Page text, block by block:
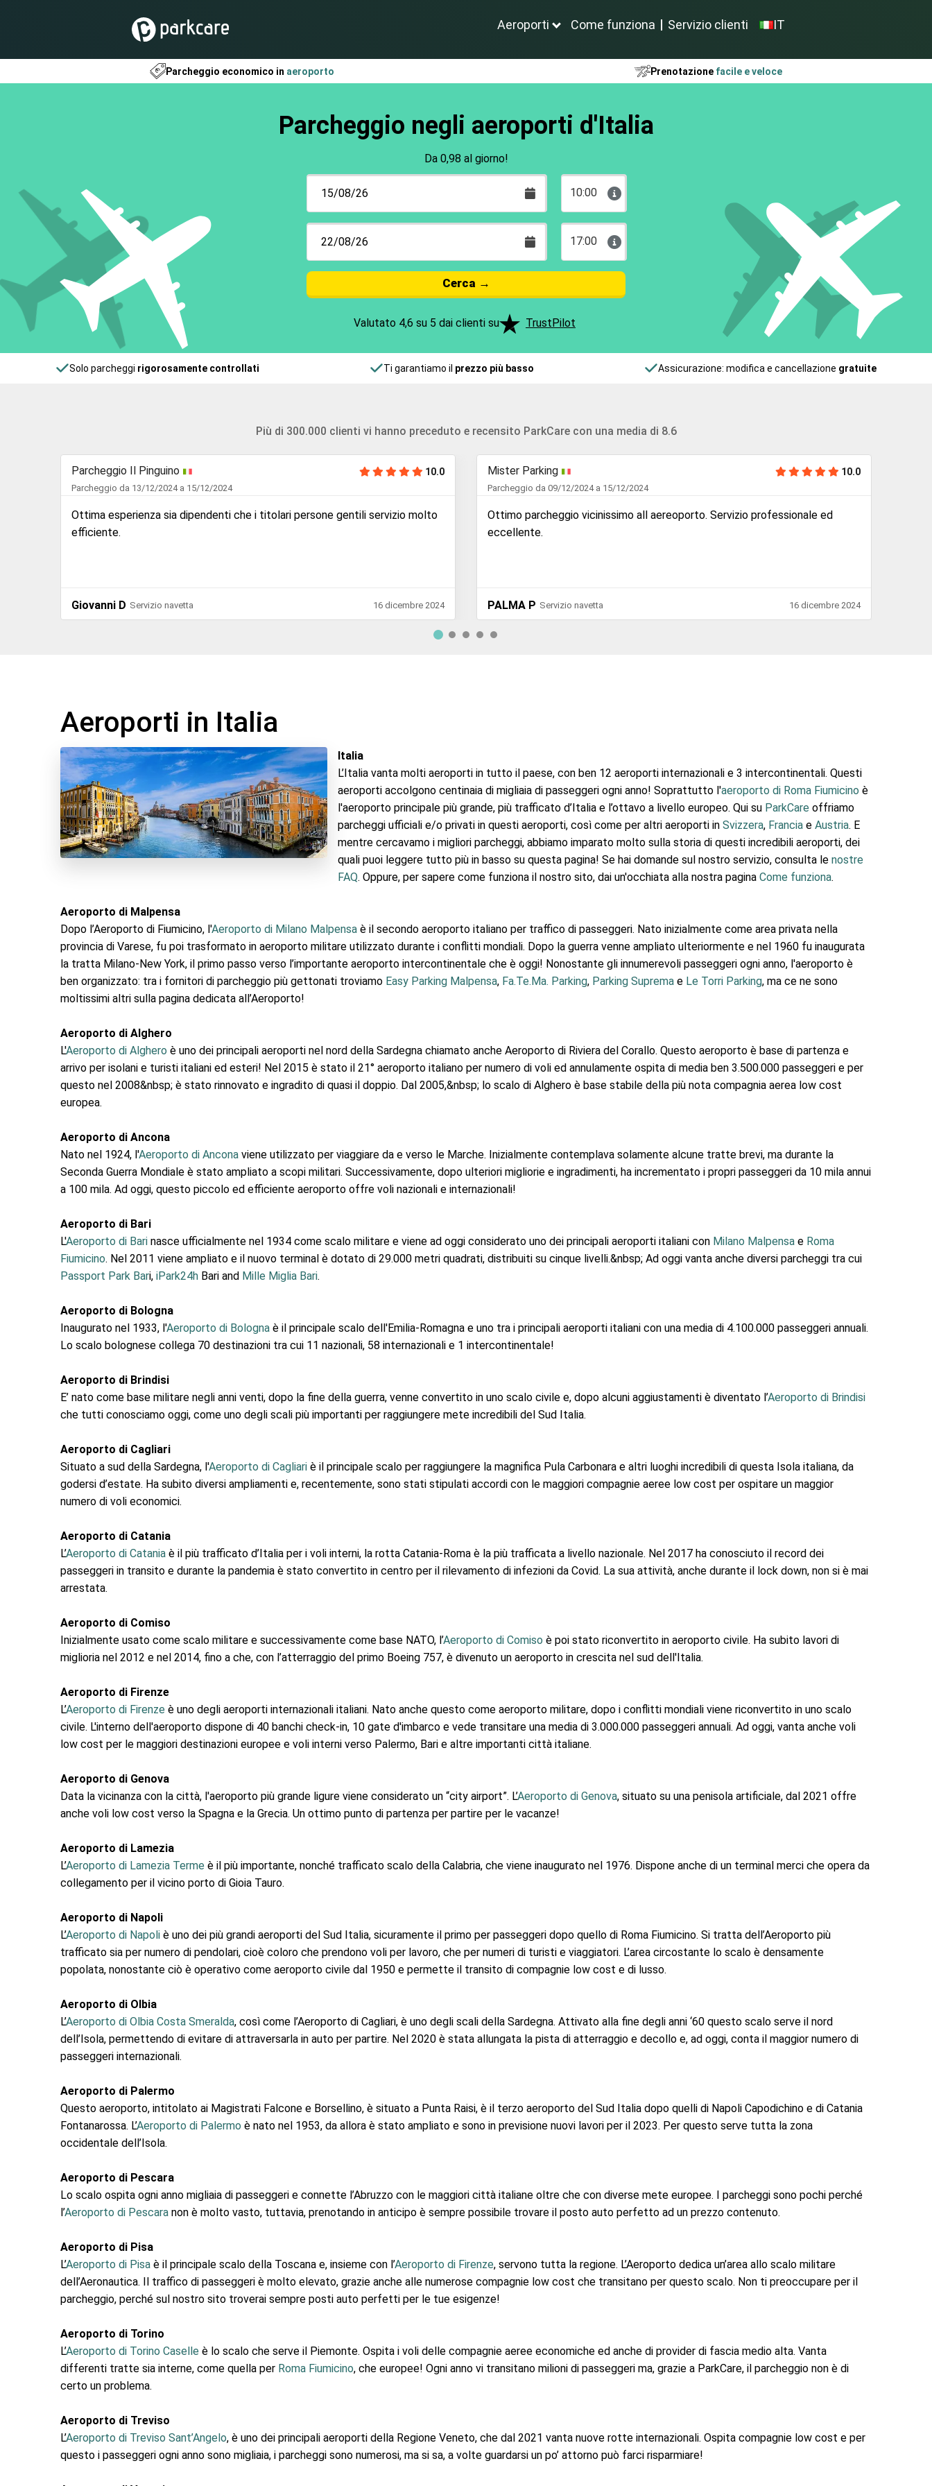
Aeroporti Come funziona Servizio clienti IT
Parcheggio economico in aeroporto Prenotazionefacile e veloce
Parcheggio negli aeroporti d'Italia
Da 0,98 al giorno!
10:00
17:00
Cerca →
Valutato 4,6 su 5 dai clienti su TrustPilot
Solo parcheggi rigorosamente controllati Ti garantiamo il prezzo più basso Assicurazione: modifica e cancellazione gratuite
Più di 300.000 clienti vi hanno preceduto e recensito ParkCare con una media di 8.6
Mister Parking 10.0
Parcheggio da 09/12/2024 a 15/12/2024
Ottimo parcheggio vicinissimo all aereoporto. Servizio professionale ed
eccellente.
PALMA P Servizio navetta 16 dicembre 2024
Azzurro Park Bergamo 10.0
Parcheggio da 09/12/2024 a 14/12/2024
gentilissimi e soprattutto velocissimi. sia all'andata che al ritorno non
abbiamo perso un secondo. al ritorno abbiamo telefonato e quando siamo
Antonietta P Servizio navetta 15 dicembre 2024
Aeroporti in Italia
Italia
L’Italia vanta molti aeroporti in tutto il paese, con ben 12 aeroporti internazionali e 3 intercontinentali. Questi
aeroporti accolgono centinaia di migliaia di passeggeri ogni anno! Soprattutto l'aeroporto di Roma Fiumicino è
l'aeroporto principale più grande, più trafficato d’Italia e l’ottavo a livello europeo. Qui su ParkCare offriamo
parcheggi ufficiali e/o privati in questi aeroporti, così come per altri aeroporti in Svizzera, Francia e Austria. E
mentre cercavamo i migliori parcheggi, abbiamo imparato molto sulla storia di questi incredibili aeroporti, dei
quali puoi leggere tutto più in basso su questa pagina! Se hai domande sul nostro servizio, consulta le nostre
FAQ. Oppure, per sapere come funziona il nostro sito, dai un'occhiata alla nostra pagina Come funziona.
Aeroporto di Malpensa
Dopo l’Aeroporto di Fiumicino, l'Aeroporto di Milano Malpensa è il secondo aeroporto italiano per traffico di passeggeri. Nato inizialmente come area privata nella
provincia di Varese, fu poi trasformato in aeroporto militare utilizzato durante i conflitti mondiali. Dopo la guerra venne ampliato ulteriormente e nel 1960 fu inaugurata
la tratta Milano-New York, il primo passo verso l’importante aeroporto intercontinentale che è oggi! Nonostante gli innumerevoli passeggeri ogni anno, l'aeroporto è
ben organizzato: tra i fornitori di parcheggio più gettonati troviamo Easy Parking Malpensa, Fa.Te.Ma. Parking, Parking Suprema e Le Torri Parking, ma ce ne sono
moltissimi altri sulla pagina dedicata all’Aeroporto!
Aeroporto di Alghero
L'Aeroporto di Alghero è uno dei principali aeroporti nel nord della Sardegna chiamato anche Aeroporto di Riviera del Corallo. Questo aeroporto è base di partenza e
arrivo per isolani e turisti italiani ed esteri! Nel 2015 è stato il 21° aeroporto italiano per numero di voli ed annulamente ospita di media ben 3.500.000 passeggeri e per
questo nel 2008&nbsp; è stato rinnovato e ingradito di quasi il doppio. Dal 2005,&nbsp; lo scalo di Alghero è base stabile della più nota compagnia aerea low cost
europea.
Aeroporto di Ancona
Nato nel 1924, l'Aeroporto di Ancona viene utilizzato per viaggiare da e verso le Marche. Inizialmente contemplava solamente alcune tratte brevi, ma durante la
Seconda Guerra Mondiale è stato ampliato a scopi militari. Successivamente, dopo ulteriori migliorie e ingradimenti, ha incrementato i propri passeggeri da 10 mila annui
a 100 mila. Ad oggi, questo piccolo ed efficiente aeroporto offre voli nazionali e internazionali!
Aeroporto di Bari
L'Aeroporto di Bari nasce ufficialmente nel 1934 come scalo militare e viene ad oggi considerato uno dei principali aeroporti italiani con Milano Malpensa e Roma
Fiumicino. Nel 2011 viene ampliato e il nuovo terminal è dotato di 29.000 metri quadrati, distribuiti su cinque livelli.&nbsp; Ad oggi vanta anche diversi parcheggi tra cui
Passport Park Bari, iPark24h Bari and Mille Miglia Bari.
Aeroporto di Bologna
Inaugurato nel 1933, l'Aeroporto di Bologna è il principale scalo dell'Emilia-Romagna e uno tra i principali aeroporti italiani con una media di 4.100.000 passeggeri annuali.
Lo scalo bolognese collega 70 destinazioni tra cui 11 nazionali, 58 internazionali e 1 intercontinentale!
Aeroporto di Brindisi
E’ nato come base militare negli anni venti, dopo la fine della guerra, venne convertito in uno scalo civile e, dopo alcuni aggiustamenti è diventato l’Aeroporto di Brindisi
che tutti conosciamo oggi, come uno degli scali più importanti per raggiungere mete incredibili del Sud Italia.
Aeroporto di Cagliari
Situato a sud della Sardegna, l'Aeroporto di Cagliari è il principale scalo per raggiungere la magnifica Pula Carbonara e altri luoghi incredibili di questa Isola italiana, da
godersi d’estate. Ha subito diversi ampliamenti e, recentemente, sono stati stipulati accordi con le maggiori compagnie aeree low cost per ospitare un maggior
numero di voli economici.
Aeroporto di Catania
L’Aeroporto di Catania è il più trafficato d’Italia per i voli interni, la rotta Catania-Roma è la più trafficata a livello nazionale. Nel 2017 ha conosciuto il record dei
passeggeri in transito e durante la pandemia è stato convertito in centro per il rilevamento di infezioni da Covid. La sua attività, anche durante il lock down, non si è mai
arrestata.
Aeroporto di Comiso
Inizialmente usato come scalo militare e successivamente come base NATO, l’Aeroporto di Comiso è poi stato riconvertito in aeroporto civile. Ha subito lavori di
miglioria nel 2012 e nel 2014, fino a che, con l’atterraggio del primo Boeing 757, è divenuto un aeroporto in crescita nel sud dell'Italia.
Aeroporto di Firenze
L’Aeroporto di Firenze è uno degli aeroporti internazionali italiani. Nato anche questo come aeroporto militare, dopo i conflitti mondiali viene riconvertito in uno scalo
civile. L'interno dell'aeroporto dispone di 40 banchi check-in, 10 gate d'imbarco e vede transitare una media di 3.000.000 passeggeri annuali. Ad oggi, vanta anche voli
low cost per le maggiori destinazioni europee e voli interni verso Palermo, Bari e altre importanti città italiane.
Aeroporto di Genova
Data la vicinanza con la città, l'aeroporto più grande ligure viene considerato un “city airport”. L’Aeroporto di Genova, situato su una penisola artificiale, dal 2021 offre
anche voli low cost verso la Spagna e la Grecia. Un ottimo punto di partenza per partire per le vacanze!
Aeroporto di Lamezia
L’Aeroporto di Lamezia Terme è il più importante, nonché trafficato scalo della Calabria, che viene inaugurato nel 1976. Dispone anche di un terminal merci che opera da
collegamento per il vicino porto di Gioia Tauro.
Aeroporto di Napoli
L’Aeroporto di Napoli è uno dei più grandi aeroporti del Sud Italia, sicuramente il primo per passeggeri dopo quello di Roma Fiumicino. Si tratta dell’Aeroporto più
trafficato sia per numero di pendolari, cioè coloro che prendono voli per lavoro, che per numeri di turisti e viaggiatori. L’area circostante lo scalo è densamente
popolata, nonostante ciò è operativo come aeroporto civile dal 1950 e permette il transito di compagnie low cost e di lusso.
Aeroporto di Olbia
L’Aeroporto di Olbia Costa Smeralda, così come l’Aeroporto di Cagliari, è uno degli scali della Sardegna. Attivato alla fine degli anni ‘60 questo scalo serve il nord
dell’Isola, permettendo di evitare di attraversarla in auto per partire. Nel 2020 è stata allungata la pista di atterraggio e decollo e, ad oggi, conta il maggior numero di
passeggeri internazionali.
Aeroporto di Palermo
Questo aeroporto, intitolato ai Magistrati Falcone e Borsellino, è situato a Punta Raisi, è il terzo aeroporto del Sud Italia dopo quelli di Napoli Capodichino e di Catania
Fontanarossa. L’Aeroporto di Palermo è nato nel 1953, da allora è stato ampliato e sono in previsione nuovi lavori per il 2023. Per questo serve tutta la zona
occidentale dell’Isola.
Aeroporto di Pescara
Lo scalo ospita ogni anno migliaia di passeggeri e connette l’Abruzzo con le maggiori città italiane oltre che con diverse mete europee. I parcheggi sono pochi perché
l’Aeroporto di Pescara non è molto vasto, tuttavia, prenotando in anticipo è sempre possibile trovare il posto auto perfetto ad un prezzo contenuto.
Aeroporto di Pisa
L’Aeroporto di Pisa è il principale scalo della Toscana e, insieme con l’Aeroporto di Firenze, servono tutta la regione. L’Aeroporto dedica un’area allo scalo militare
dell’Aeronautica. Il traffico di passeggeri è molto elevato, grazie anche alle numerose compagnie low cost che transitano per questo scalo. Non ti preoccupare per il
parcheggio, perché sul nostro sito troverai sempre posti auto perfetti per le tue esigenze!
Aeroporto di Torino
L’Aeroporto di Torino Caselle è lo scalo che serve il Piemonte. Ospita i voli delle compagnie aeree economiche ed anche di provider di fascia medio alta. Vanta
differenti tratte sia interne, come quella per Roma Fiumicino, che europee! Ogni anno vi transitano milioni di passeggeri ma, grazie a ParkCare, il parcheggio non è di
certo un problema.
Aeroporto di Treviso
L’Aeroporto di Treviso Sant’Angelo, è uno dei principali aeroporti della Regione Veneto, che dal 2021 vanta nuove rotte internazionali. Ospita compagnie low cost e per
questo i passeggeri ogni anno sono migliaia, i parcheggi sono numerosi, ma si sa, a volte guardarsi un po’ attorno può farci risparmiare!